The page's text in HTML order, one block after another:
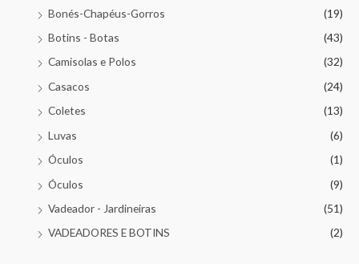
Bonés-Chapéus-Gorros
(19)
Botins - Botas
(43)
Camisolas e Polos
(32)
Casacos
(24)
Coletes
(13)
Luvas
(6)
Óculos
(1)
Óculos
(9)
Vadeador - Jardineiras
(51)
VADEADORES E BOTINS
(2)